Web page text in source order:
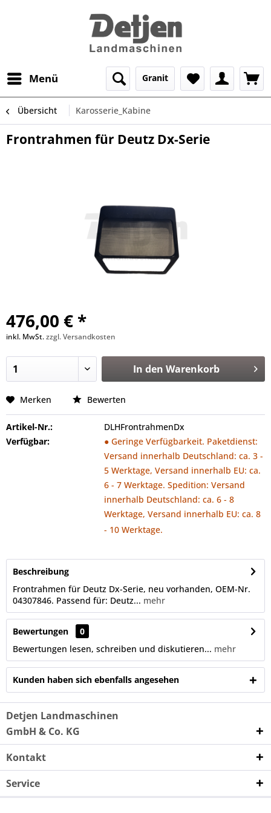
Menü Granit
Übersicht Karosserie_Kabine
Frontrahmen für Deutz Dx-Serie
476,00 € *
inkl. MwSt.zzgl. Versandkosten
In den Warenkorb
Merken Bewerten
Artikel-Nr.:
DLHFrontrahmenDx
Verfügbar:
● Geringe Verfügbarkeit. Paketdienst:
Versand innerhalb Deutschland: ca. 3 -
5 Werktage, Versand innerhalb EU: ca.
6 - 7 Werktage. Spedition: Versand
innerhalb Deutschland: ca. 6 - 8
Werktage, Versand innerhalb EU: ca. 8
- 10 Werktage.
Beschreibung
Frontrahmen für Deutz Dx-Serie, neu vorhanden, OEM-Nr.
04307846. Passend für: Deutz... mehr
Bewertungen
0
Bewertungen lesen, schreiben und diskutieren... mehr
Kunden haben sich ebenfalls angesehen
Detjen Landmaschinen
GmbH & Co. KG
Kontakt
Service